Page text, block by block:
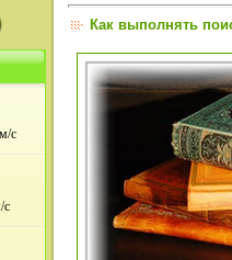
Как выполнять